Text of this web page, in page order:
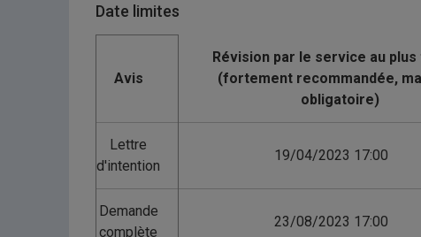
Date limites
Avis
Lettre
d'intention
19/04/2023 17:00
Demande
complète
23/08/2023 17:00